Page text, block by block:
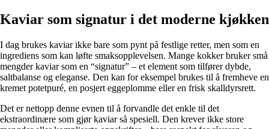
Kaviar som signatur i det moderne kjøkken
I dag brukes kaviar ikke bare som pynt på festlige retter, men som en
ingrediens som kan løfte smaksopplevelsen. Mange kokker bruker små
mengder kaviar som en “signatur” – et element som tilfører dybde,
saltbalanse og eleganse. Den kan for eksempel brukes til å fremheve en
kremet potetpuré, en posjert eggeplomme eller en frisk skalldyrsrett.
Det er nettopp denne evnen til å forvandle det enkle til det
ekstraordinære som gjør kaviar så spesiell. Den krever ikke store